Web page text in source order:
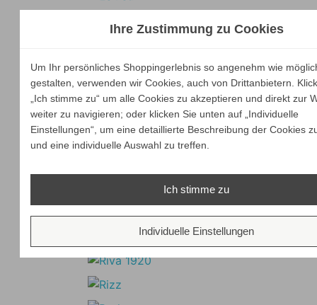
Ihre Zustimmung zu Cookies
Um Ihr persönliches Shoppingerlebnis so angenehm wie
gestalten, verwenden wir Cookies, auch von Drittanbietern.
„Ich stimme zu“ um alle Cookies zu akzeptieren und direkt zur
weiter zu navigieren; oder klicken Sie unten auf „Individuelle
Einstellungen“, um eine detaillierte Beschreibung der Cookies
und eine individuelle Auswahl zu treffen.
Ich stimme zu
Individuelle Einstellungen